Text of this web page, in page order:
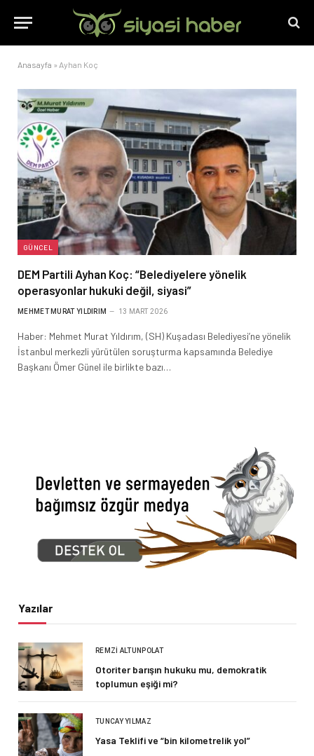
Anasayfa » Ayhan Koç
GÜNCEL
DEM Partili Ayhan Koç: “Belediyelere yönelik
operasyonlar hukuki değil, siyasi”
MEHMET MURAT YILDIRIM 13 MART 2026
Haber: Mehmet Murat Yıldırım, (SH) Kuşadası Belediyesi’ne yönelik
İstanbul merkezli yürütülen soruşturma kapsamında Belediye
Başkanı Ömer Günel ile birlikte bazı…
Yazılar
REMZI ALTUNPOLAT
Otoriter barışın hukuku mu, demokratik
toplumun eşiği mi?
TUNCAY YILMAZ
Yasa Teklifi ve “bin kilometrelik yol”